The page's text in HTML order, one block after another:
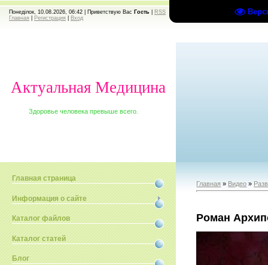
Понеділок, 10.08.2026, 06:42 | Приветствую Вас Гость
RSS
Главная
Регистрация Вход
Актуальная Медицина
Здоровье человека превыше всего.
Главная страница
Информация о сайте
Каталог файлов
Каталог статей
Блог
Главная » Видео »
Роман